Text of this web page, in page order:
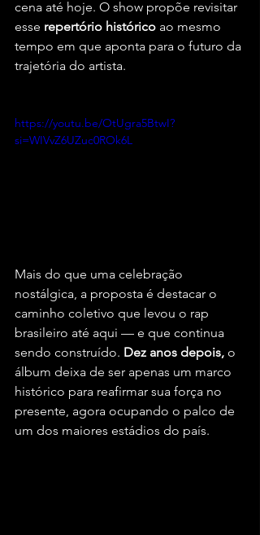
cena até hoje. O show propõe revisitar
esse repertório histórico ao mesmo
tempo em que aponta para o futuro da
trajetória do artista.
https://youtu.be/OtUgra5BtwI?
si=WIVvZ6UZuc0ROk6L
Mais do que uma celebração
nostálgica, a proposta é destacar o
caminho coletivo que levou o rap
brasileiro até aqui — e que continua
sendo construído. Dez anos depois, o
álbum deixa de ser apenas um marco
histórico para reafirmar sua força no
presente, agora ocupando o palco de
um dos maiores estádios do país.